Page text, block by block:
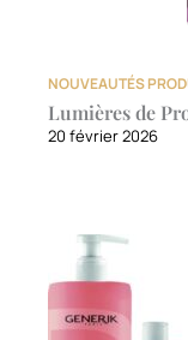
NOUVEAUTÉS
Lumières de
20 février 2026